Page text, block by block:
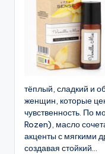
тёплый, сладкий и
женщин, которые
чувственность. По
Rozen), масло
акценты с мягкими
создавая стойкий...